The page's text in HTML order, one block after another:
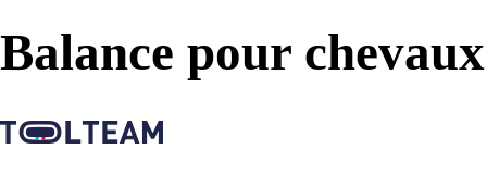
Balance pour chevaux